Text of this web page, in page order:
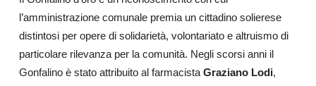
l’amministrazione comunale premia un cittadino solierese
distintosi per opere di solidarietà, volontariato e altruismo di
particolare rilevanza per la comunità. Negli scorsi anni il
Gonfalino è stato attribuito al farmacista Graziano Lodi,